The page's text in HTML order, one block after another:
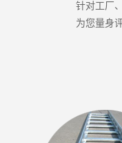
针对工厂
为您量身